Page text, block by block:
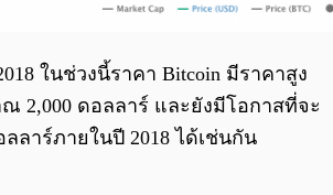
ในช่วงนี้ราคา Bitcoin มีราคาสูง
2,000 ดอลลาร์ และยังมีโอกาสที่จะ
ลลาร์ภายในปี 2018 ได้เช่นกัน